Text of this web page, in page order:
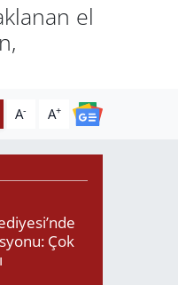
el
A- A+
Çok